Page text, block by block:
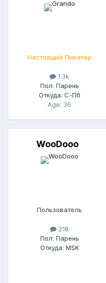
Настоящий Пикапер
1.3k
Пол: Парень
Откуда: С-Пб
Age: 36
WooDooo
Пользователь
218
Пол: Парень
Откуда: MSK